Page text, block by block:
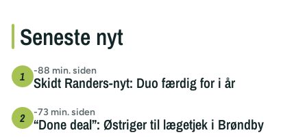
Seneste nyt
-88 min. siden
Skidt Randers-nyt: Duo færdig for i år
-73 min. siden
“Done deal”: Østriger til lægetjek i Brøndby